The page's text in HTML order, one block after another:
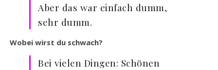
Aber das war einfach dumm,
sehr dumm.
Wobei wirst du schwach?
Bei vielen Dingen: Schönen